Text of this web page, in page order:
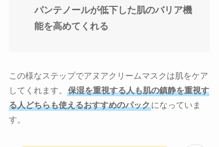
パンテノールが低下した肌のバリア機
能を高めてくれる
この様なステップでアヌアクリームマスクは肌をケア
してくれます。
保湿を重視する人も肌の鎮静を重視す
る人どちらも使えるおすすめのパックになっていま
す。